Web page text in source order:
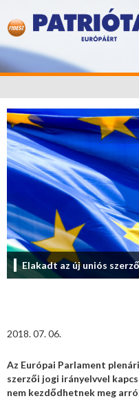
Elakadt az új uniós
2018. 07. 06.
Az Európai Parlament
szerzői jogi irányelvvel
nem kezdődhetnek meg